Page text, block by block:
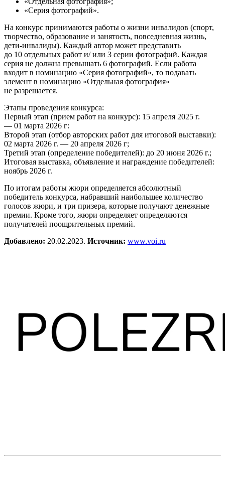
«Серия фотографий».
На конкурс принимаются работы о жизни инвалидов (спорт,
творчество, образование и занятость, повседневная жизнь,
дети-инвалиды). Каждый автор может представить
до 10 отдельных работ и/ или 3 серии фотографий. Каждая
серия не должна превышать 6 фотографий. Если работа
входит в номинацию «Серия фотографий», то подавать
элемент в номинацию «Отдельная фотография»
не разрешается.
Этапы проведения конкурса:
Первый этап (прием работ на конкурс): 15 апреля 2025 г.
— 01 марта 2026 г:
Второй этап (отбор авторских работ для итоговой выставки):
02 марта 2026 г. — 20 апреля 2026 г;
Третий этап (определение победителей): до 20 июня 2026 г.;
Итоговая выставка, объявление и награждение победителей:
ноябрь 2026 г.
По итогам работы жюри определяется абсолютный
победитель конкурса, набравший наибольшее количество
голосов жюри, и три призера, которые получают денежные
премии. Кроме того, жюри определяет определяются
получателей поощрительных премий.
Добавлено: 20.02.2023. Источник: www.voi.ru